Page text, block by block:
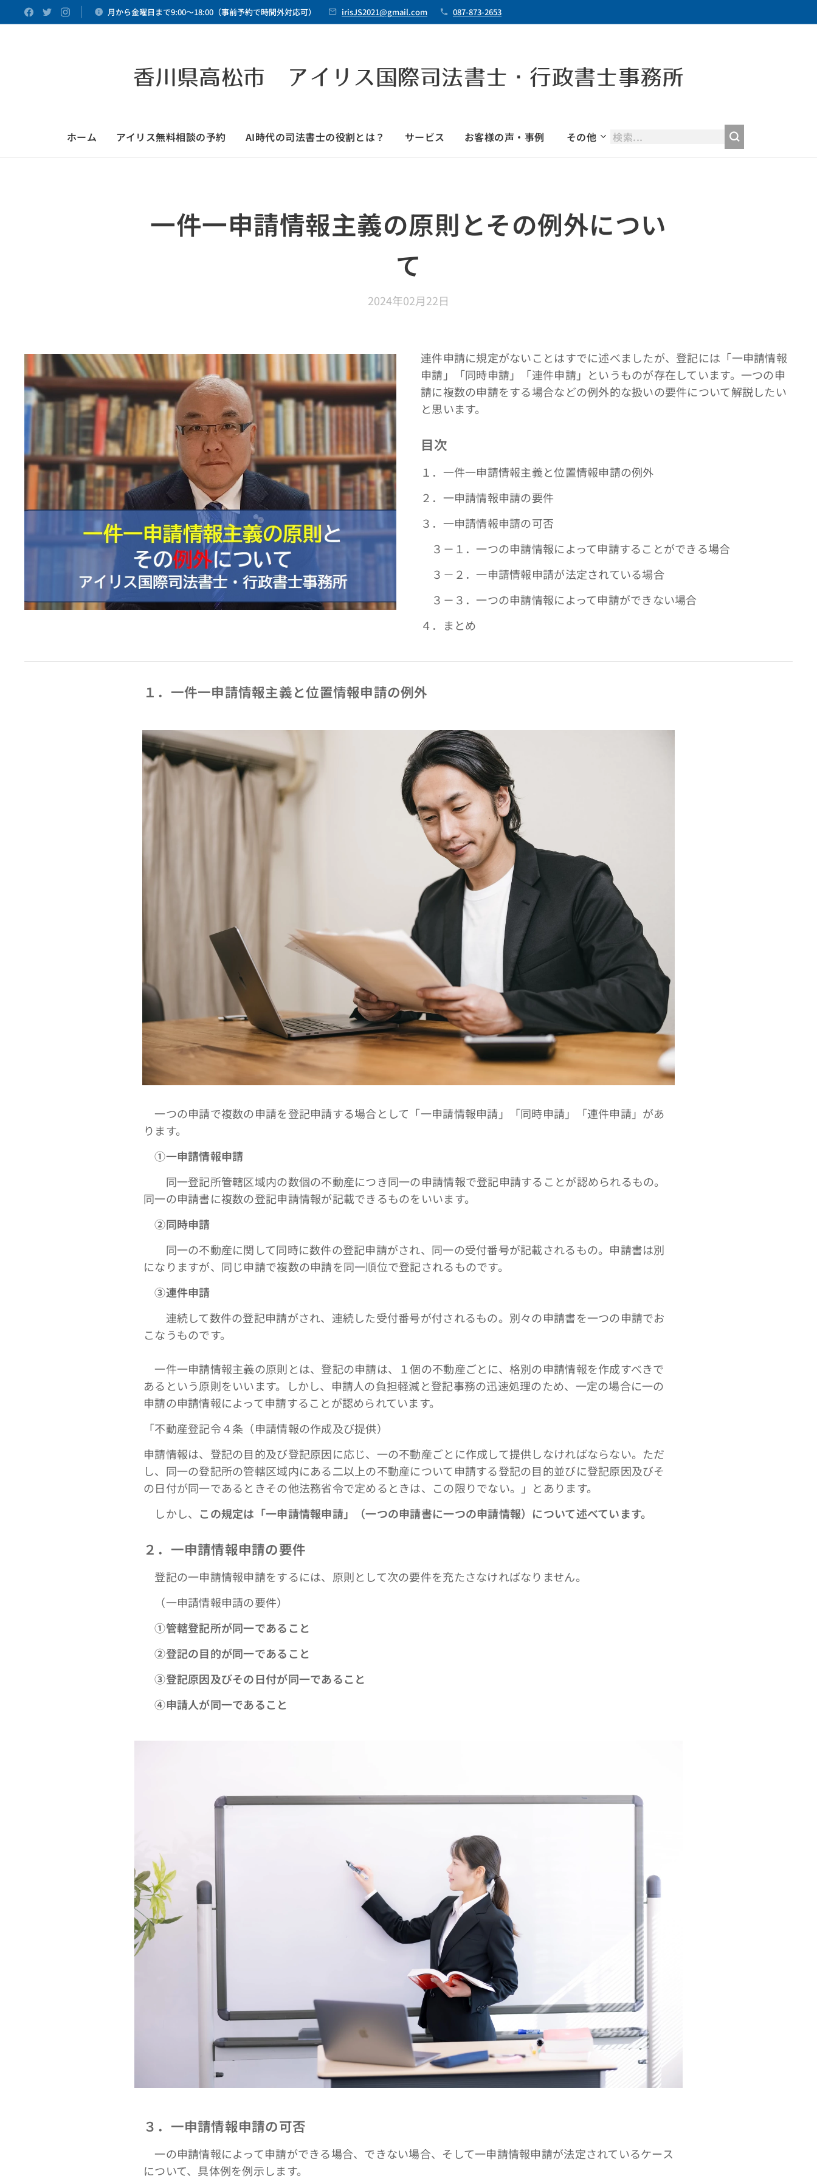
月から金曜日まで9:00～18:00（事前予約で時間外対応可） irisJS2021@gmail.com 087-873-2653
香川県高松市 アイリス国際司法書士・行政書士事務所
ホーム アイリス無料相談の予約 AI時代の司法書士の役割とは？ サービス お客様の声・事例 その他
一件一申請情報主義の原則とその例外につい
て
2024年02月22日
連件申請に規定がないことはすでに述べましたが、登記には「一申請情報
申請」「同時申請」「連件申請」というものが存在しています。一つの申
請に複数の申請をする場合などの例外的な扱いの要件について解説したい
と思います。
目次
１．一件一申請情報主義と位置情報申請の例外
２．一申請情報申請の要件
３．一申請情報申請の可否
３－１．一つの申請情報によって申請することができる場合
３－２．一申請情報申請が法定されている場合
３－３．一つの申請情報によって申請ができない場合
４．まとめ
１．一件一申請情報主義と位置情報申請の例外
一つの申請で複数の申請を登記申請する場合として「一申請情報申請」「同時申請」「連件申請」があ
ります。
①一申請情報申請
同一登記所管轄区域内の数個の不動産につき同一の申請情報で登記申請することが認められるもの。
同一の申請書に複数の登記申請情報が記載できるものをいいます。
➁同時申請
同一の不動産に関して同時に数件の登記申請がされ、同一の受付番号が記載されるもの。申請書は別
になりますが、同じ申請で複数の申請を同一順位で登記されるものです。
③連件申請
連続して数件の登記申請がされ、連続した受付番号が付されるもの。別々の申請書を一つの申請でお
こなうものです。
一件一申請情報主義の原則とは、登記の申請は、１個の不動産ごとに、格別の申請情報を作成すべきで
あるという原則をいいます。しかし、申請人の負担軽減と登記事務の迅速処理のため、一定の場合に一の
申請の申請情報によって申請することが認められています。
「不動産登記令４条（申請情報の作成及び提供）
申請情報は、登記の目的及び登記原因に応じ、一の不動産ごとに作成して提供しなければならない。ただ
し、同一の登記所の管轄区域内にある二以上の不動産について申請する登記の目的並びに登記原因及びそ
の日付が同一であるときその他法務省令で定めるときは、この限りでない。」とあります。
しかし、 この規定は「一申請情報申請」（一つの申請書に一つの申請情報）について述べています。
２．一申請情報申請の要件
登記の一申請情報申請をするには、原則として次の要件を充たさなければなりません。
（一申請情報申請の要件）
①管轄登記所が同一であること
➁登記の目的が同一であること
③登記原因及びその日付が同一であること
④申請人が同一であること
３．一申請情報申請の可否
一の申請情報によって申請ができる場合、できない場合、そして一申請情報申請が法定されているケース
について、具体例を例示します。